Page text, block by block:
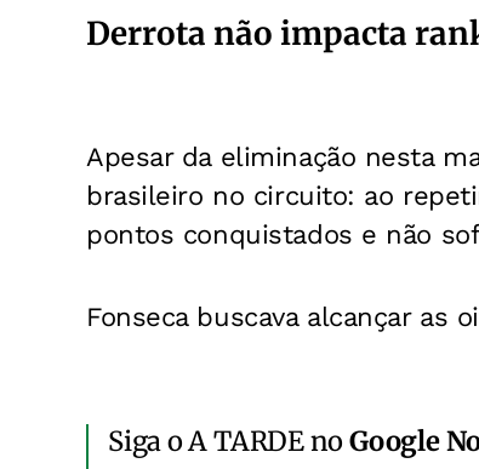
Derrota não impacta
Apesar da eliminação nesta
brasileiro no circuito: ao
pontos conquistados e não
Fonseca buscava alcançar as
Siga o A TARDE noGoogle